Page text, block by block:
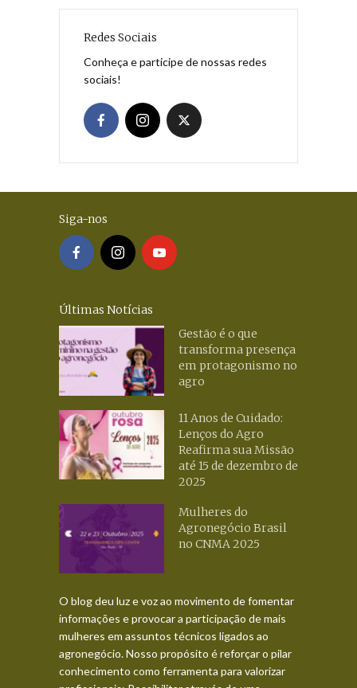
Redes Sociais
Conheça e participe de nossas redes
sociais!
Siga-nos
Últimas Notícias
Gestão é o que
transforma presença
em protagonismo no
agro
11 Anos de Cuidado:
Lenços do Agro
Reafirma sua Missão
até 15 de dezembro de
2025
Mulheres do
Agronegócio Brasil
no CNMA 2025
O blog deu luz e voz ao movimento de fomentar
informações e provocar a participação de mais
mulheres em assuntos técnicos ligados ao
agronegócio. Nosso propósito é reforçar o pilar
conhecimento como ferramenta para valorizar